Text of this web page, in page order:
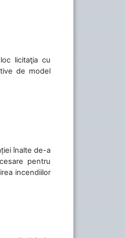
licitaţia cu
de model
înalte de-a
pentru
incendiilor